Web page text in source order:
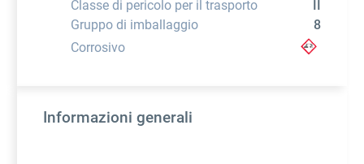
Classe di pericolo per il trasporto
II
Gruppo di imballaggio
8
Corrosivo
Informazioni generali